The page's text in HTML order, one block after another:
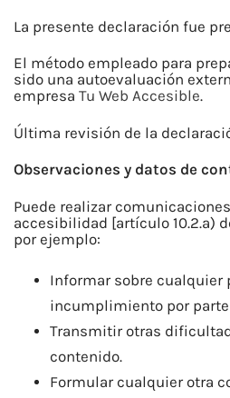
La presente declaración fue
El método empleado para
sido una autoevaluación
empresa Tu Web Accesible.
Última revisión de la
Observaciones y datos de
Puede realizar
accesibilidad [artículo 10.2.a)
por ejemplo:
Informar sobre cualquier
incumplimiento por
Transmitir otras
contenido.
Formular cualquier otra